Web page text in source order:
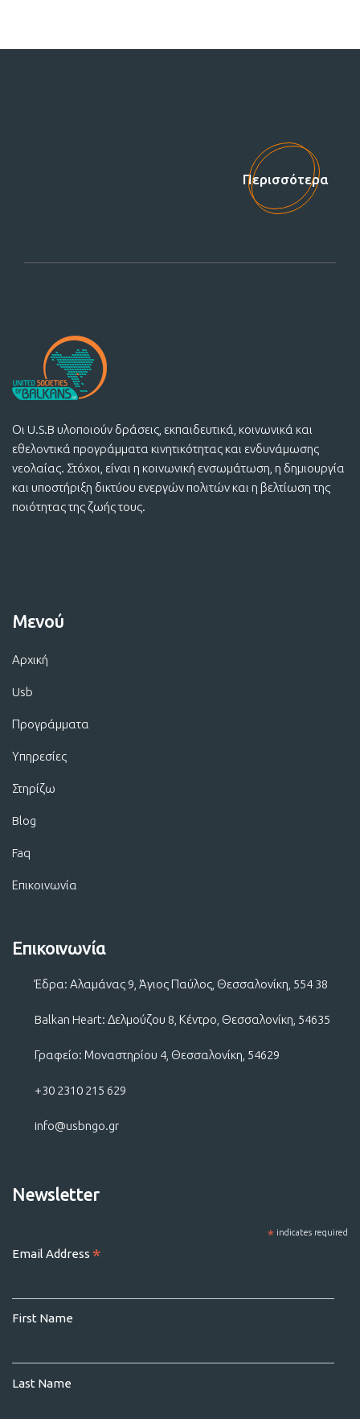
Περισσότερα
Οι U.S.B υλοποιούν δράσεις, εκπαιδευτικά, κοινωνικά και
εθελοντικά προγράμματα κινητικότητας και ενδυνάμωσης
νεολαίας. Στόχοι, είναι η κοινωνική ενσωμάτωση, η δημιουργία
και υποστήριξη δικτύου ενεργών πολιτών και η βελτίωση της
ποιότητας της ζωής τους.
Μενού
Αρχική
Usb
Προγράμματα
Υπηρεσίες
Στηρίζω
Blog
Faq
Επικοινωνία
Επικοινωνία
Έδρα: Αλαμάνας 9, Άγιος Παύλος, Θεσσαλονίκη, 554 38
Balkan Heart: Δελμούζου 8, Κέντρο, Θεσσαλονίκη, 54635
Γραφείο: Μοναστηρίου 4, Θεσσαλονίκη, 54629
+30 2310 215 629
info@usbngo.gr
Newsletter
* indicates required
Email Address *
First Name
Last Name